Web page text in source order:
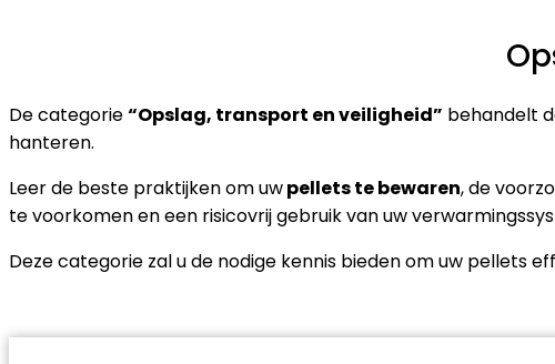
De categorie“Opslag, transport en veiligheid” behandelt
hanteren.
Leer de beste praktijken om uwpellets te bewaren, de
te voorkomen en een risicovrij gebruik van uw
Deze categorie zal u de nodige kennis bieden om uw pellets